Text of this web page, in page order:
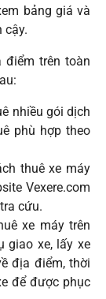
bảng giá và
cậy.
điểm trên toàn
nhiều gói dịch
phù hợp theo
thuê xe máy
Vexere.com
cứu.
xe máy trên
giao xe, lấy xe
địa điểm, thời
để được phục